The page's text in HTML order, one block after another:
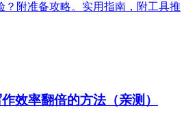
？附准备攻略。实用指南，附工具推
效率翻倍的方法（亲测）